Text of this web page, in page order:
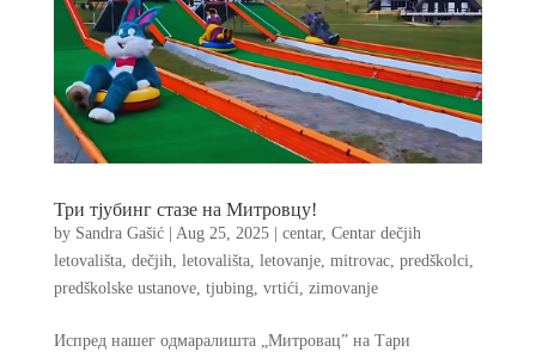
Три тјубинг стазе на Митровцу!
by Sandra Gašić| Aug 25, 2025| centar, Centar dečjih
letovališta, dečjih, letovališta, letovanje, mitrovac, predškolci,
predškolske ustanove, tjubing, vrtići, zimovanje
Испред нашег одмаралишта „Митровац” на Тари